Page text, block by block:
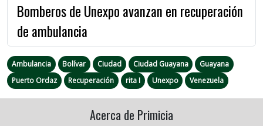
Bomberos de Unexpo avanzan en recuperación
de ambulancia
Ambulancia Bolívar Ciudad Ciudad Guayana
Guayana
Puerto Ordaz
Recuperación rita I Unexpo Venezuela
Acerca de Primicia